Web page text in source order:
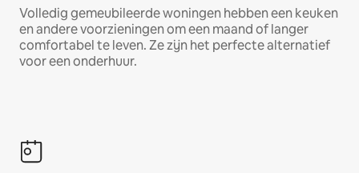
Volledig gemeubileerde woningen hebben een keuken
en andere voorzieningen om een maand of langer
comfortabel te leven. Ze zijn het perfecte alternatief
voor een onderhuur.